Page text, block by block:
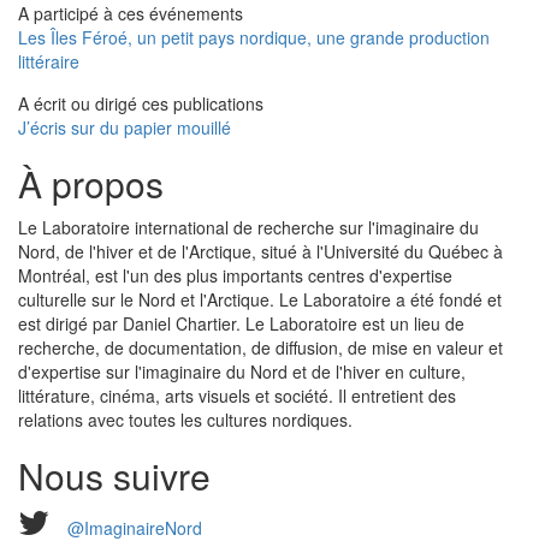
A participé à ces événements
Les Îles Féroé, un petit pays nordique, une grande production
littéraire
A écrit ou dirigé ces publications
J’écris sur du papier mouillé
À propos
Le Laboratoire international de recherche sur l'imaginaire du
Nord, de l'hiver et de l'Arctique, situé à l'Université du Québec à
Montréal, est l'un des plus importants centres d'expertise
culturelle sur le Nord et l'Arctique. Le Laboratoire a été fondé et
est dirigé par Daniel Chartier. Le Laboratoire est un lieu de
recherche, de documentation, de diffusion, de mise en valeur et
d'expertise sur l'imaginaire du Nord et de l'hiver en culture,
littérature, cinéma, arts visuels et société. Il entretient des
relations avec toutes les cultures nordiques.
Nous suivre
@ImaginaireNord